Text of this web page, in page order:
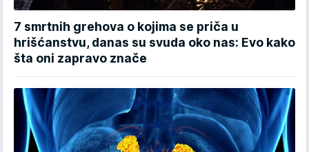
7 smrtnih grehova o kojima se priča u
hrišćanstvu, danas su svuda oko nas: Evo kako
šta oni zapravo znače